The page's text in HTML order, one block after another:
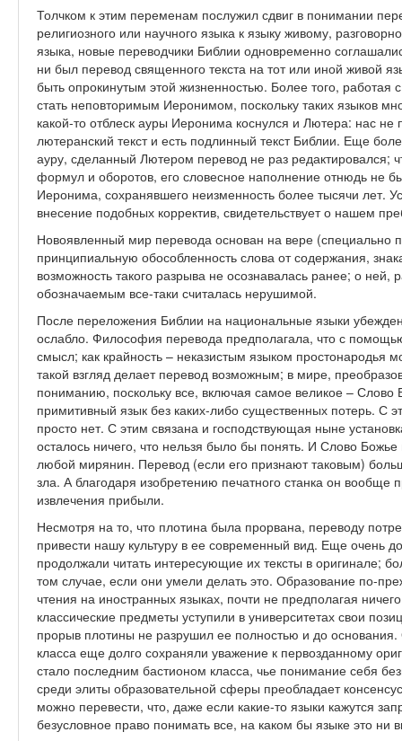
Толчком к этим переменам послужил сдвиг в понимании
религиозного или научного языка к языку живому,
языка, новые переводчики Библии одновременно
ни был перевод священного текста на тот или иной живой
быть опрокинутым этой жизненностью. Более того,
стать неповторимым Иеронимом, поскольку таких языков
какой-то отблеск ауры Иеронима коснулся и Лютера: нас
лютеранский текст и есть подлинный текст Библии. Еще
ауру, сделанный Лютером перевод не раз редактировался;
формул и оборотов, его словесное наполнение отнюдь не
Иеронима, сохранявшего неизменность более тысячи лет.
внесение подобных корректив, свидетельствует о нашем
Новоявленный мир перевода основан на вере (специально
принципиальную обособленность слова от содержания,
возможность такого разрыва не осознавалась ранее; о ней,
обозначаемым все-таки считалась нерушимой.
После переложения Библии на национальные языки
ослабло. Философия перевода предполагала, что с
смысл; как крайность – неказистым языком простонародья
такой взгляд делает перевод возможным; в мире,
пониманию, поскольку все, включая самое великое –
примитивный язык без каких-либо существенных потерь. С
просто нет. С этим связана и господствующая ныне
осталось ничего, что нельзя было бы понять. И Слово
любой мирянин. Перевод (если его признают таковым)
зла. А благодаря изобретению печатного станка он вообще
извлечения прибыли.
Несмотря на то, что плотина была прорвана, переводу
привести нашу культуру в ее современный вид. Еще очень
продолжали читать интересующие их тексты в оригинале;
том случае, если они умели делать это. Образование по-
чтения на иностранных языках, почти не предполагая
классические предметы уступили в университетах свои
прорыв плотины не разрушил ее полностью и до
класса еще долго сохраняли уважение к первозданному
стало последним бастионом класса, чье понимание себя
среди элиты образовательной сферы преобладает
можно перевести, что, даже если какие-то языки кажутся
безусловное право понимать все, на каком бы языке это ни